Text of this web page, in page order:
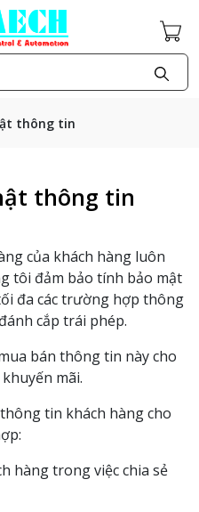
thông tin
thông tin
của khách hàng luôn
tôi đảm bảo tính bảo mật
đa các trường hợp thông
cắp trái phép.
bán thông tin này cho
mãi.
tin khách hàng cho
hàng trong việc chia sẻ